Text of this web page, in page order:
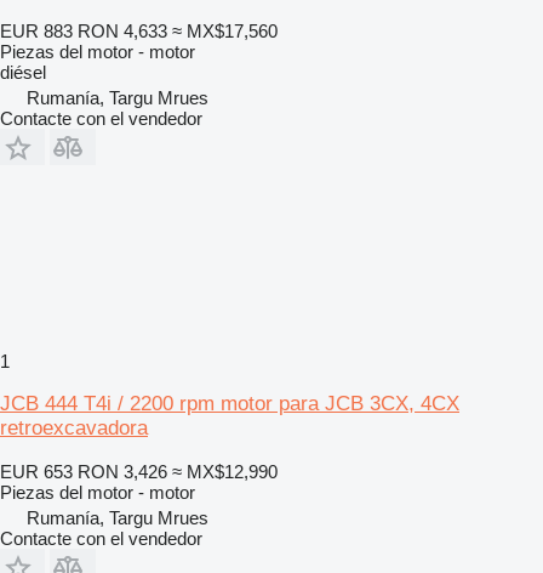
EUR 883 RON 4,633 ≈ MX$17,560
Piezas del motor - motor
diésel
Rumanía, Targu Mrues
Contacte con el vendedor
1
JCB 444 T4i / 2200 rpm motor para JCB 3CX, 4CX
retroexcavadora
EUR 653 RON 3,426 ≈ MX$12,990
Piezas del motor - motor
Rumanía, Targu Mrues
Contacte con el vendedor